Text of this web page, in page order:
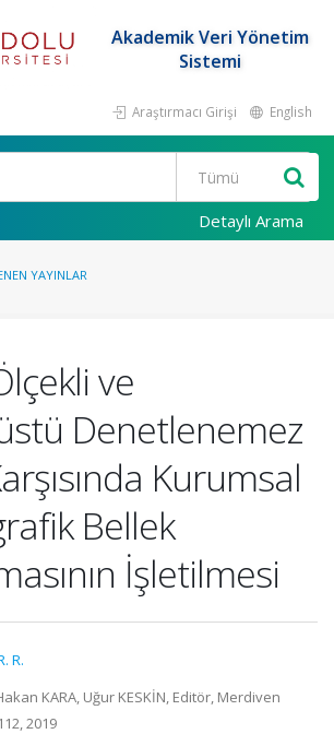
Akademik Veri Yönetim
Sistemi
Araştırmacı Girişi English
Detaylı Arama
YAYINLAR
ve
Denetlenemez
Kurumsal
Bellek
İşletilmesi
R.
KARA, Uğur KESKİN, Editör, Merdiven
2019